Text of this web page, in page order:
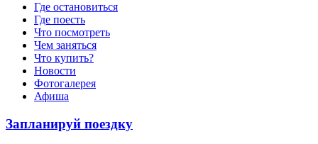
Где остановиться
Где поесть
Что посмотреть
Чем заняться
Что купить?
Новости
Фотогалерея
Афиша
Запланируй поездку